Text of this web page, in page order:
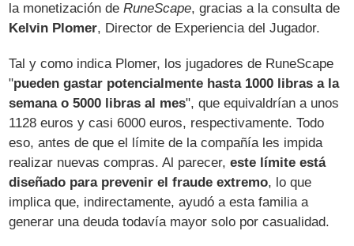
la monetización deRuneScape, gracias a la consulta de
Kelvin Plomer, Director de Experiencia del Jugador.
Tal y como indica Plomer, los jugadores de RuneScape
"pueden gastar potencialmente hasta 1000 libras a la
semana o 5000 libras al mes", que equivaldrían a unos
1128 euros y casi 6000 euros, respectivamente. Todo
eso, antes de que el límite de la compañía les impida
realizar nuevas compras. Al parecer,este límite está
diseñado para prevenir el fraude extremo, lo que
implica que, indirectamente, ayudó a esta familia a
generar una deuda todavía mayor solo por casualidad.